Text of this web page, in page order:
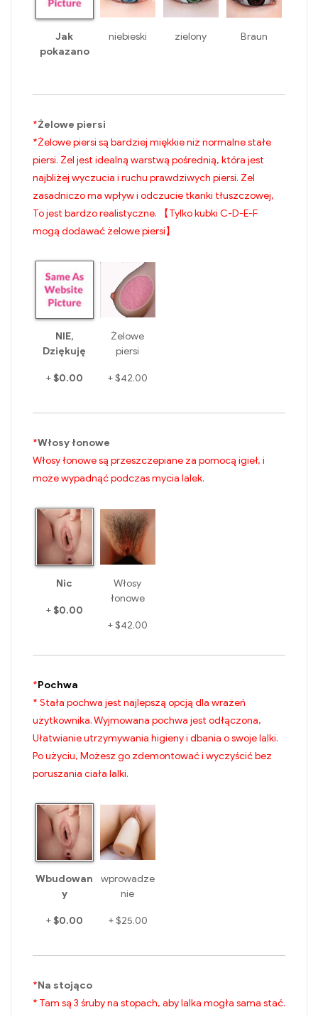
Jak
pokazano
niebieski zielony Braun
*Żelowe piersi
*Żelowe piersi są bardziej miękkie niż normalne stałe
piersi. Żel jest idealną warstwą pośrednią, która jest
najbliżej wyczucia i ruchu prawdziwych piersi. Żel
zasadniczo ma wpływ i odczucie tkanki tłuszczowej,
To jest bardzo realistyczne. 【Tylko kubki C-D-E-F
mogą dodawać żelowe piersi】
NIE,
Dziękuję
+$0.00
Żelowe
piersi
+$42.00
*Włosy łonowe
Włosy łonowe są przeszczepiane za pomocą igieł, i
może wypadnąć podczas mycia lalek.
Nic
+$0.00
Włosy
łonowe
+$42.00
*Pochwa
* Stała pochwa jest najlepszą opcją dla wrażeń
użytkownika. Wyjmowana pochwa jest odłączona,
Ułatwianie utrzymywania higieny i dbania o swoje lalki.
Po użyciu, Możesz go zdemontować i wyczyścić bez
poruszania ciała lalki.
Wbudowan
y
+$0.00
wprowadze
nie
+ $25.00
*Na stojąco
* Tam są 3 śruby na stopach, aby lalka mogła sama stać.